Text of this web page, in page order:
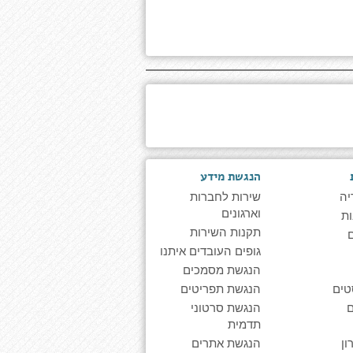
הנגשת מידע
שירות לחברות
וארגונים
תקנות השירות
גופים העובדים איתנו
הנגשת מסמכים
הנגשת תפריטים
הנגשת סרטוני
תדמית
הנגשת אתרים